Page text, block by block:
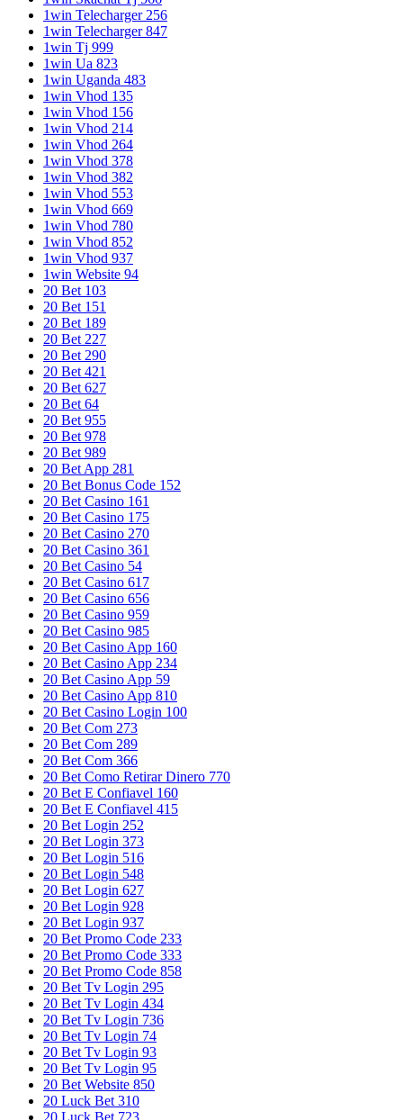
1win Telecharger 256
1win Telecharger 847
1win Tj 999
1win Ua 823
1win Uganda 483
1win Vhod 135
1win Vhod 156
1win Vhod 214
1win Vhod 264
1win Vhod 378
1win Vhod 382
1win Vhod 553
1win Vhod 669
1win Vhod 780
1win Vhod 852
1win Vhod 937
1win Website 94
20 Bet 103
20 Bet 151
20 Bet 189
20 Bet 227
20 Bet 290
20 Bet 421
20 Bet 627
20 Bet 64
20 Bet 955
20 Bet 978
20 Bet 989
20 Bet App 281
20 Bet Bonus Code 152
20 Bet Casino 161
20 Bet Casino 175
20 Bet Casino 270
20 Bet Casino 361
20 Bet Casino 54
20 Bet Casino 617
20 Bet Casino 656
20 Bet Casino 959
20 Bet Casino 985
20 Bet Casino App 160
20 Bet Casino App 234
20 Bet Casino App 59
20 Bet Casino App 810
20 Bet Casino Login 100
20 Bet Com 273
20 Bet Com 289
20 Bet Com 366
20 Bet Como Retirar Dinero 770
20 Bet E Confiavel 160
20 Bet E Confiavel 415
20 Bet Login 252
20 Bet Login 373
20 Bet Login 516
20 Bet Login 548
20 Bet Login 627
20 Bet Login 928
20 Bet Login 937
20 Bet Promo Code 233
20 Bet Promo Code 333
20 Bet Promo Code 858
20 Bet Tv Login 295
20 Bet Tv Login 434
20 Bet Tv Login 736
20 Bet Tv Login 74
20 Bet Tv Login 93
20 Bet Tv Login 95
20 Bet Website 850
20 Luck Bet 310